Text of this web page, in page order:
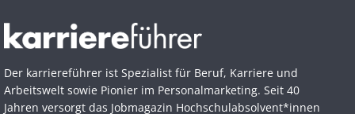
Der karriereführer ist Spezialist für Beruf, Karriere und
Arbeitswelt sowie Pionier im Personal­marketing. Seit 40
Jahren versorgt das Jobmagazin Hochschul­absolvent*innen